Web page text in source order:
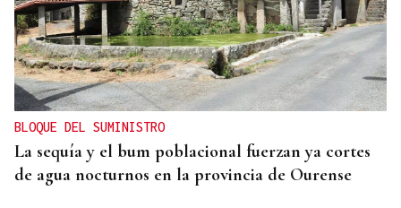
BLOQUE DEL SUMINISTRO
La sequía y el bum poblacional fuerzan ya cortes
de agua nocturnos en la provincia de Ourense